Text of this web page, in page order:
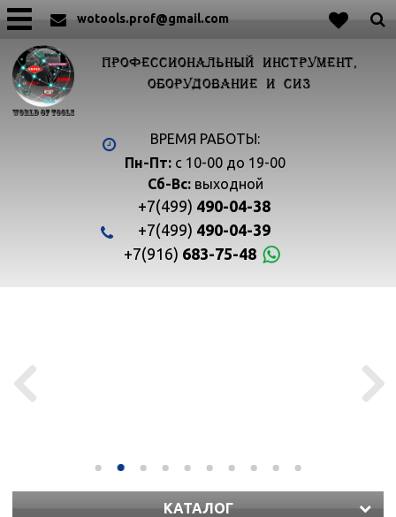
wotools.prof@gmail.com
ПРОФЕССИОНАЛЬНЫЙ ИНСТРУМЕНТ,
ОБОРУДОВАНИЕ И СИЗ
ВРЕМЯ РАБОТЫ:
Пн-Пт: с 10-00 до 19-00
Сб-Вс:выходной
+7(499) 490-04-38
+7(499) 490-04-39
+7(916) 683-75-48
 
КАТАЛОГ